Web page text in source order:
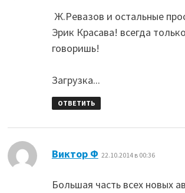
Ж.Ревазов и остальные
Эрик Красава! всегда
говоришь!
Загрузка...
ОТВЕТИТЬ
Виктор Ф 22.10.2014 в 00:36
Большая часть всех новых